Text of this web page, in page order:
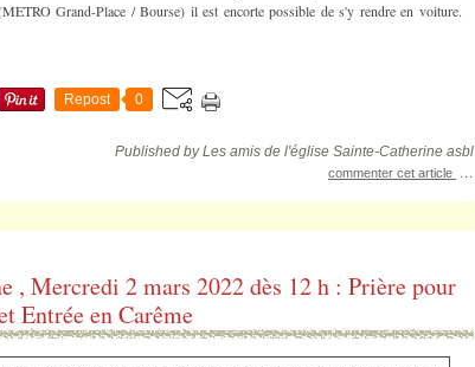
Grand-Place / Bourse) il est encorte possible de s'y rendre en voiture.
Repost 0
Published by Les amis de l'église Sainte-Catherine asbl
commenter cet article …
, Mercredi 2 mars 2022 dès 12 h : Prière pour
Entrée en Carême